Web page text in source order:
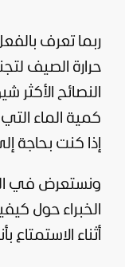
ربما تعرف
حرارة الصيف
النصائح الأكثر
كمية الماء
إذا كنت بحاجة
ونستعرض في
الخبراء حول
أثناء